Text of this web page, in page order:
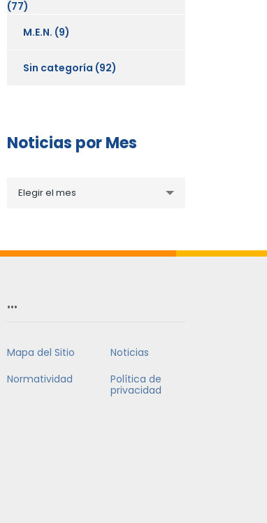
(77)
M.E.N. (9)
Sin categoría (92)
Noticias por Mes
porElegir el mes
…
Mapa del Sitio
Noticias
Normatividad
Política de
privacidad